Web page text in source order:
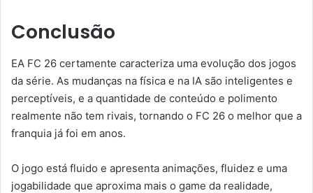
Conclusão
EA FC 26 certamente caracteriza uma evolução dos jogos
da série. As mudanças na física e na IA são inteligentes e
perceptíveis, e a quantidade de conteúdo e polimento
realmente não tem rivais, tornando o FC 26 o melhor que a
franquia já foi em anos.
O jogo está fluido e apresenta animações, fluidez e uma
jogabilidade que aproxima mais o game da realidade,